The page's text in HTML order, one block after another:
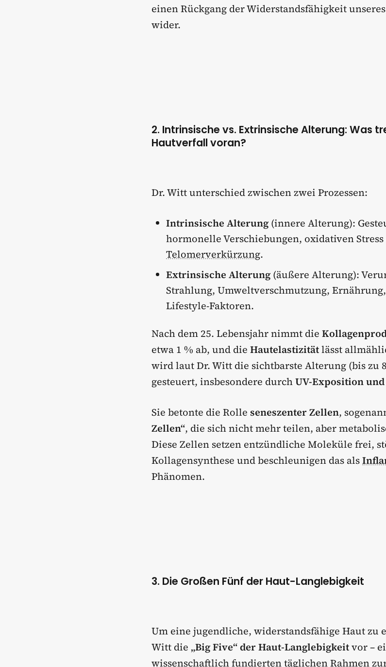
einen Rückgang der Widerstandsfähigkeit
wider.
2. Intrinsische vs. Extrinsische Alterung: Was
Hautverfall voran?
Dr. Witt unterschied zwischen zwei Prozessen:
Intrinsische Alterung (innere Alterung):
hormonelle Verschiebungen, oxidativen
Telomerverkürzung.
Extrinsische Alterung (äußere Alterung):
Strahlung, Umweltverschmutzung,
Lifestyle-Faktoren.
Nach dem 25. Lebensjahr nimmt die
etwa 1 % ab, und die Hautelastizitätlässt
wird laut Dr. Witt die sichtbarste Alterung (bis zu
gesteuert, insbesondere durchUV-Exposition
Sie betonte die Rolle seneszenter Zellen,
Zellen“, die sich nicht mehr teilen, aber
Diese Zellen setzen entzündliche Moleküle frei,
Kollagensynthese und beschleunigen das als
Phänomen.
3. Die Großen Fünf der Haut-Langlebigkeit
Um eine jugendliche, widerstandsfähige Haut zu
Witt die „Big Five“ der Haut-Langlebigkeitvor –
wissenschaftlich fundierten täglichen Rahmen